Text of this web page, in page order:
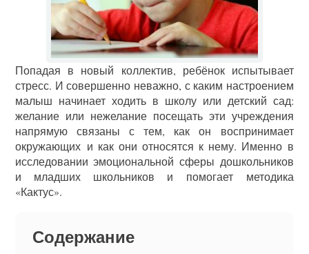
Попадая в новый коллектив, ребёнок испытывает
стресс. И совершенно неважно, с каким настроением
малыш начинает ходить в школу или детский сад:
желание или нежелание посещать эти учреждения
напрямую связаны с тем, как он воспринимает
окружающих и как они относятся к нему. Именно в
исследовании эмоциональной сферы дошкольников
и младших школьников и помогает методика
«Кактус».
Содержание